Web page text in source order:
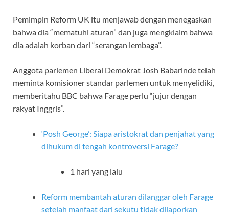
Pemimpin Reform UK itu menjawab dengan menegaskan
bahwa dia “mematuhi aturan” dan juga mengklaim bahwa
dia adalah korban dari “serangan lembaga”.
Anggota parlemen Liberal Demokrat Josh Babarinde telah
meminta komisioner standar parlemen untuk menyelidiki,
memberitahu BBC bahwa Farage perlu “jujur dengan
rakyat Inggris”.
‘Posh George’: Siapa aristokrat dan penjahat yang
dihukum di tengah kontroversi Farage?
1 hari yang lalu
Reform membantah aturan dilanggar oleh Farage
setelah manfaat dari sekutu tidak dilaporkan